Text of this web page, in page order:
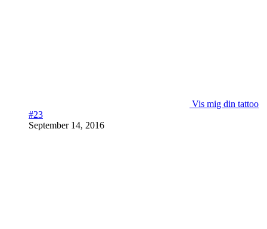
Vis mig din tattoo
#23
September 14, 2016